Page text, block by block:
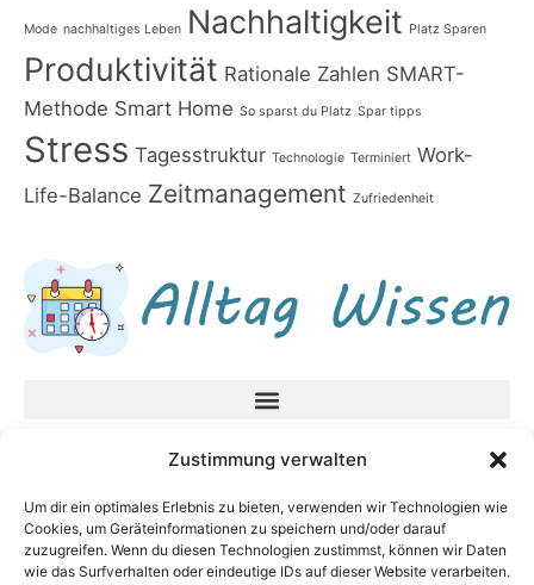
Zustimmung verwalten
Um dir ein optimales Erlebnis zu bieten, verwenden wir Technologien wie
Cookies, um Geräteinformationen zu speichern und/oder darauf
zuzugreifen. Wenn du diesen Technologien zustimmst, können wir Daten
wie das Surfverhalten oder eindeutige IDs auf dieser Website verarbeiten.
Mode nachhaltiges Leben Nachhaltigkeit Platz Sparen
Produktivität Rationale Zahlen SMART-
Methode Smart Home So sparst du Platz Spar tipps
Stress Tagesstruktur Technologie Terminiert Work-
Life-Balance Zeitmanagement Zufriedenheit
Datenschutzerklärung
Impressum
Neueste Beiträge
In unsicheren Zeiten fragen Sie diese Fragen,